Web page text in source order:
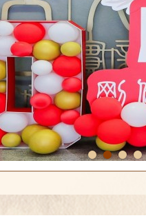
1 2 3 4 5 6